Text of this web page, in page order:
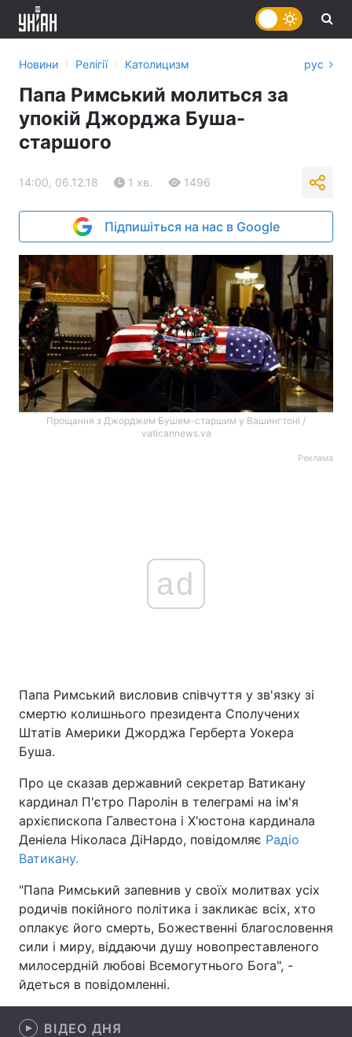
Україна Політика
Економіка Світ
Техно і зв'язок Лайт
Зброя Інциденти
Здоров'я
Новини › Релігії › Католицизм рус
Папа Римський молиться за
упокій Джорджа Буша-
старшого
14:00, 06.12.18 1 хв. 1496
Підпишіться на нас в Google
Прощання з Джорджем Бушем-старшим у Вашингтоні /
vaticannews.va
Реклама
ad
Папа Римський висловив співчуття у зв'язку зі
смертю колишнього президента Сполучених
Штатів Америки Джорджа Герберта Уокера
Буша.
Про це сказав державний секретар Ватикану
кардинал П'єтро Паролін в телеграмі на ім'я
архієпископа Галвестона і Х'юстона кардинала
Деніела Ніколаса ДіНардо, повідомляє Радіо
Ватикану.
"Папа Римський запевнив у своїх молитвах усіх
родичів покійного політика і закликає всіх, хто
оплакує його смерть, Божественні благословення
сили і миру, віддаючи душу новопреставленого
милосердній любові Всемогутнього Бога", -
йдеться в повідомленні.
ВІДЕО ДНЯ